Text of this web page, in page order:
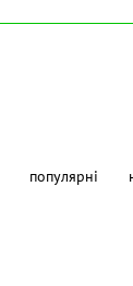
популярні